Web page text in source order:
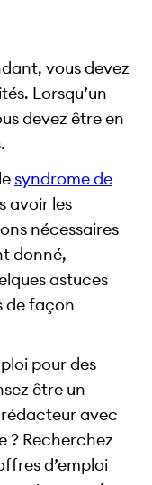
vous devez
Lorsqu’un
devez être en
syndrome de
avoir les
nécessaires
donné,
astuces
de façon
pour des
être un
avec
? Recherchez
d’emploi